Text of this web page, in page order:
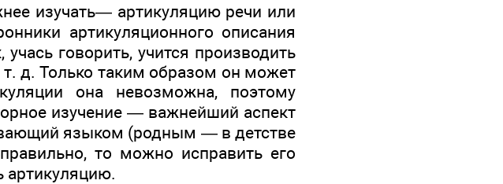
изу­чать— артикуляцию речи или
артикуляционного описания
говорить, учится производить
д. Только таким образом он может
она невозможна, поэтому
изучение — важнейший аспект
языком (родным — в детстве
то можно исправить его
артикуляцию.